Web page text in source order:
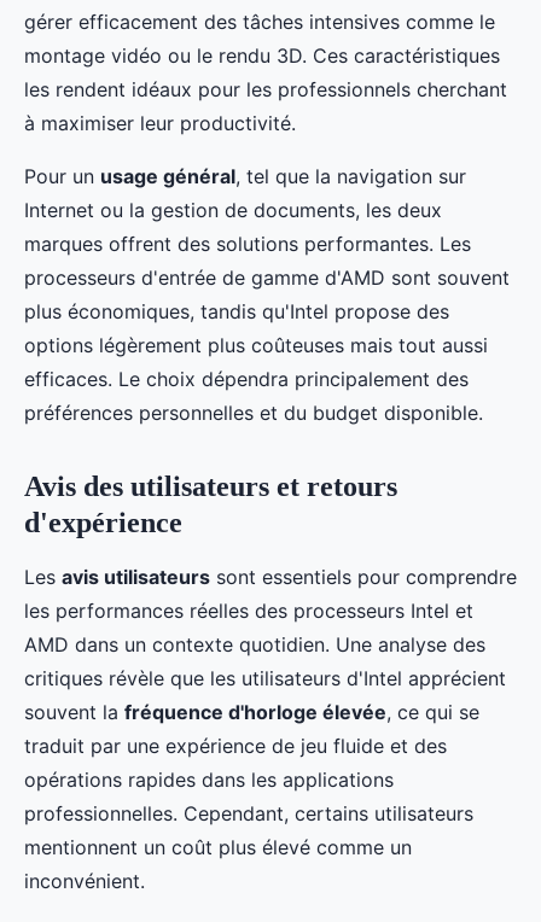
gérer efficacement des tâches intensives comme le
montage vidéo ou le rendu 3D. Ces caractéristiques
les rendent idéaux pour les professionnels cherchant
à maximiser leur productivité.
Pour un usage général, tel que la navigation sur
Internet ou la gestion de documents, les deux
marques offrent des solutions performantes. Les
processeurs d'entrée de gamme d'AMD sont souvent
plus économiques, tandis qu'Intel propose des
options légèrement plus coûteuses mais tout aussi
efficaces. Le choix dépendra principalement des
préférences personnelles et du budget disponible.
Avis des utilisateurs et retours
d'expérience
Les avis utilisateurs sont essentiels pour comprendre
les performances réelles des processeurs Intel et
AMD dans un contexte quotidien. Une analyse des
critiques révèle que les utilisateurs d'Intel apprécient
souvent la fréquence d'horloge élevée, ce qui se
traduit par une expérience de jeu fluide et des
opérations rapides dans les applications
professionnelles. Cependant, certains utilisateurs
mentionnent un coût plus élevé comme un
inconvénient.